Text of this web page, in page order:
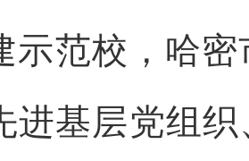
示范校，哈
进基层党组织